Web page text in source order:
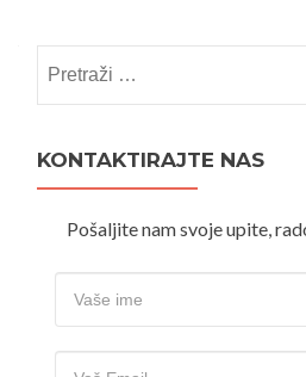
KONTAKTIRAJTE NAS
Pošaljite nam svoje upite,